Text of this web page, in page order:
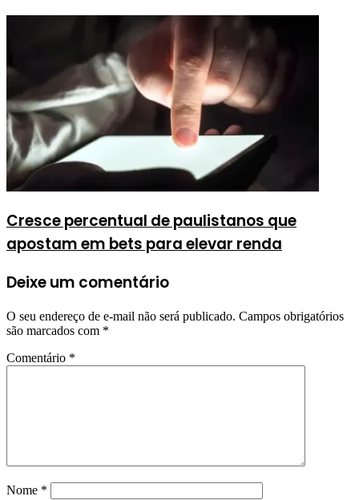
Cresce percentual de paulistanos que
apostam em bets para elevar renda
Deixe um comentário
O seu endereço de e-mail não será publicado. Campos obrigatórios
são marcados com *
Comentário *
Nome *